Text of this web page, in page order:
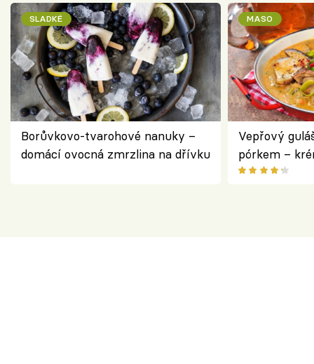
SLADKÉ
Borůvkovo-tvarohové nanuky –
domácí ovocná zmrzlina na dřívku
MASO
Vepřový
pórkem –
pokrm z